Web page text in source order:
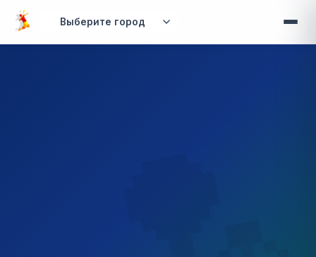
Перейти к основному содержанию